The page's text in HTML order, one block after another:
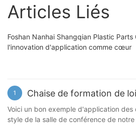
Articles Liés
Foshan Nanhai Shangqian Plastic
l'innovation d'application comme cœur
1 Chaise de formation de
Voici un bon exemple d'application
style de la salle de conférence de